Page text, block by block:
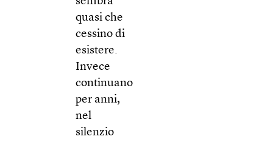
quasi che
cessino di
esistere.
Invece
continuano
per anni,
nel
silenzio